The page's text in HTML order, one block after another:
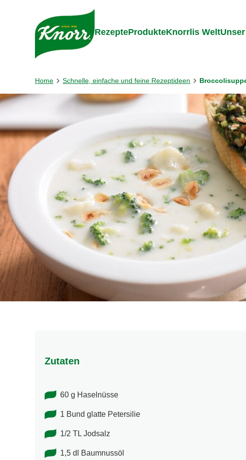
Gehe zu:
RezepteProdukteKnorrlis Welt
Home Schnelle, einfache und feine Rezeptideen
Zutaten
60 g Haselnüsse
1 Bund glatte Petersilie
1/2 TL Jodsalz
1,5 dl Baumnussöl